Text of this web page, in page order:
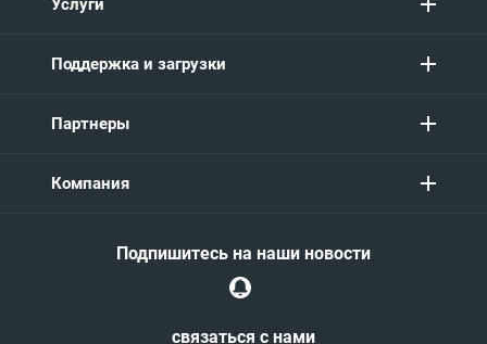
Услуги
Поддержка и загрузки
Партнеры
Компания
связаться с нами
Подпишитесь на наши новости